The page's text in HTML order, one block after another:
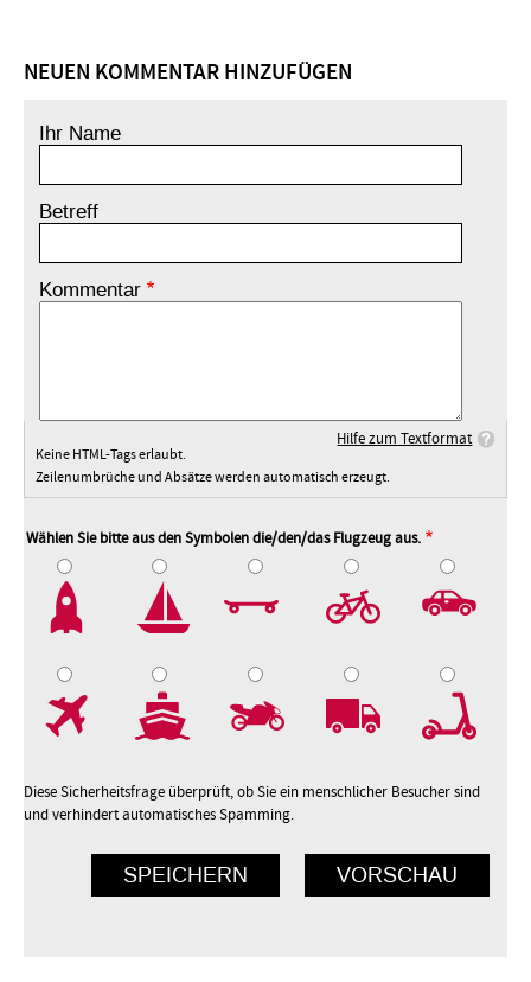
NEUEN KOMMENTAR HINZUFÜGEN
Ihr Name
Betreff
Kommentar
Hilfe zum Textformat
Keine HTML-Tags erlaubt.
Zeilenumbrüche und Absätze werden automatisch erzeugt.
Wählen Sie bitte aus den Symbolen die/den/das Flugzeug aus.
Diese Sicherheitsfrage überprüft, ob Sie ein menschlicher Besucher sind
und verhindert automatisches Spamming.